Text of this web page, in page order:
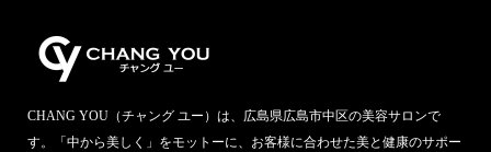
CHANG YOU（チャング ユー）は、広島県広島市中区の美容サロンで
す。「中から美しく」をモットーに、お客様に合わせた美と健康のサポー